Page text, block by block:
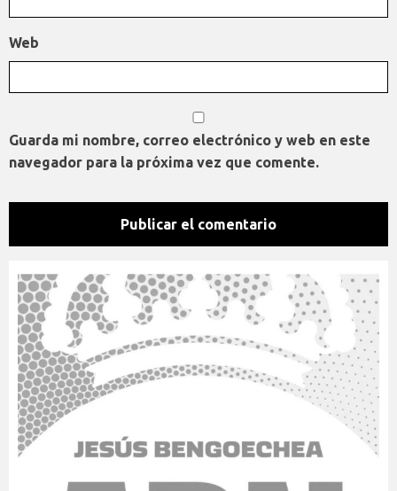
Web
Guarda mi nombre, correo electrónico y web en este
navegador para la próxima vez que comente.